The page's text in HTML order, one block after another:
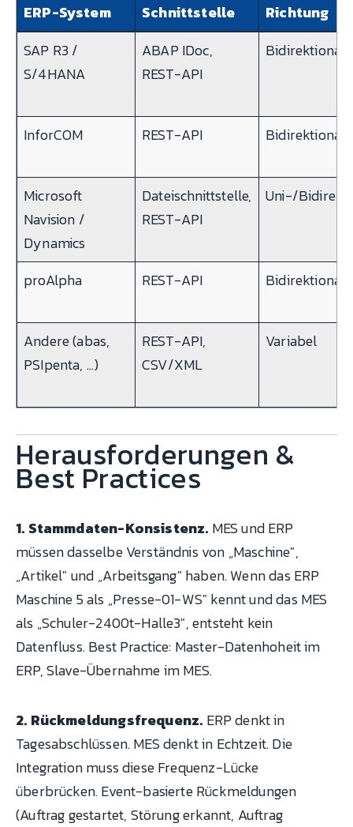
ERP-System
Schnittstelle
Richtung
SAP R3 /
S/4HANA
ABAP IDoc,
REST-API
Bidirektional
InforCOM REST-API Bidirektional
Microsoft
Navision /
Dynamics
Dateischnittstelle,
REST-API
Uni-/
proAlpha REST-API Bidirektional
Andere (abas,
PSIpenta, …)
REST-API,
CSV/XML
Variabel
Herausforderungen &
Best Practices
1. Stammdaten-Konsistenz. MES und ERP
müssen dasselbe Verständnis von „Maschine",
„Artikel" und „Arbeitsgang" haben. Wenn das ERP
Maschine 5 als „Presse-01-WS" kennt und das MES
als „Schuler-2400t-Halle3", entsteht kein
Datenfluss. Best Practice: Master-Datenhoheit im
ERP, Slave-Übernahme im MES.
2. Rückmeldungsfrequenz. ERP denkt in
Tagesabschlüssen. MES denkt in Echtzeit. Die
Integration muss diese Frequenz-Lücke
überbrücken. Event-basierte Rückmeldungen
(Auftrag gestartet, Störung erkannt, Auftrag